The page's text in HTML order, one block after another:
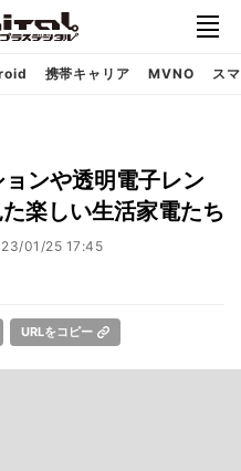
携帯キャリア MVNO ス
ンや透明電子レン
楽しい生活家電たち
01/25 17:45
URLをコピー